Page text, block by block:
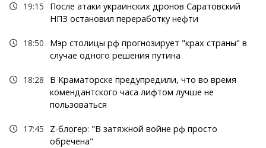
19:15
После атаки украинских дронов Саратовский
НПЗ остановил переработку нефти
18:50
Мэр столицы рф прогнозирует "крах страны" в
случае одного решения путина
18:28
В Краматорске предупредили, что во время
комендантского часа лифтом лучше не
пользоваться
17:45
Z-блогер: "В затяжной войне рф просто
обречена"